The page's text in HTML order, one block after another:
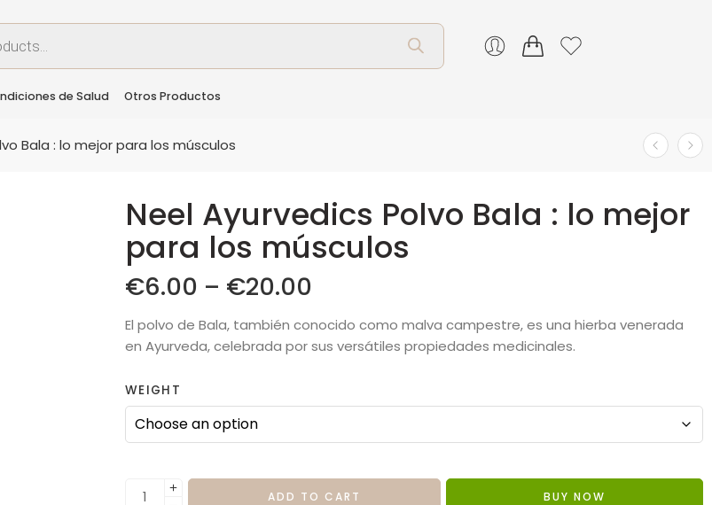
de Salud Otros Productos
Bala : lo mejor para los músculos
Neel Ayurvedics Polvo Bala : lo mejor
para los músculos
€6.00 – €20.00
El polvo de Bala, también conocido como malva campestre, es una hierba venerada
en Ayurveda, celebrada por sus versátiles propiedades medicinales.
WEIGHT
ADD TO CART BUY NOW